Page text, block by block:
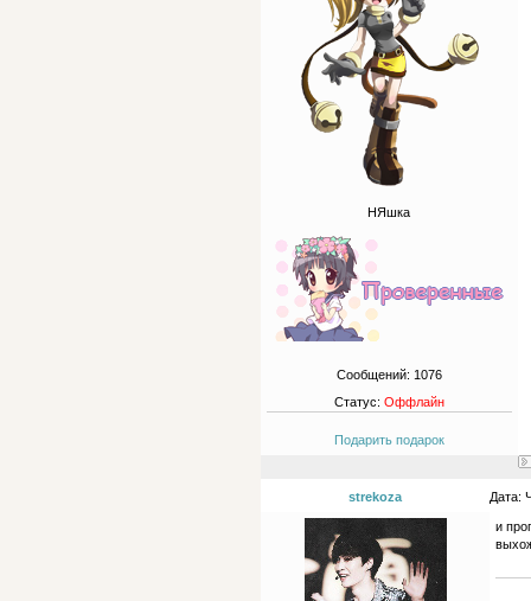
НЯшка
Сообщений: 1076
Статус: Оффлайн
Подарить подарок
strekoza Дата:
и